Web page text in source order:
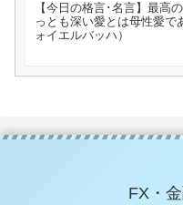
【今日の格言･名言】最高
っとも深い愛とは母性愛で
ォイエルバッハ）
FX・